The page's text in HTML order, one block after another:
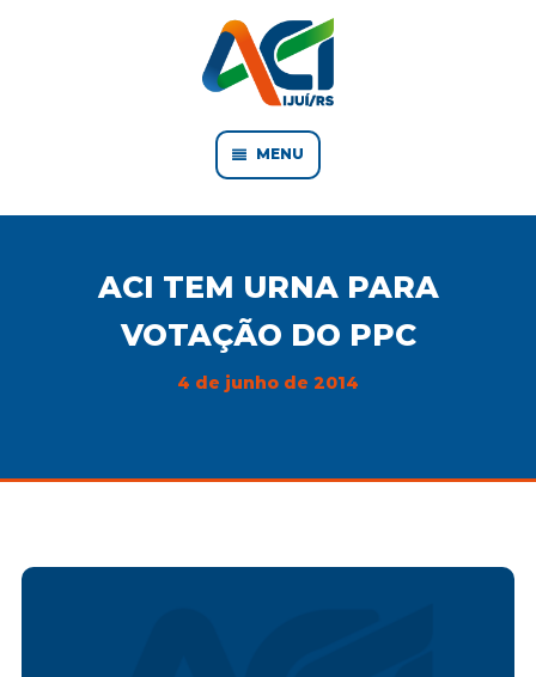
MENU
ACI TEM URNA PARA
VOTAÇÃO DO PPC
4 de junho de 2014